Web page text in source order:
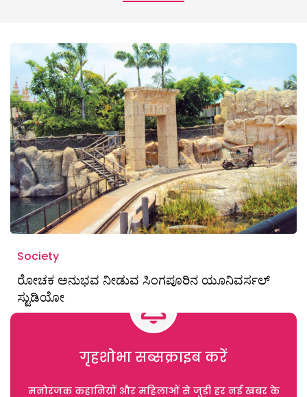
Society
ರೋಚಕ ಅನುಭವ ನೀಡುವ ಸಿಂಗಪೂರಿನ ಯೂನಿವರ್ಸಲ್
ಸ್ಟುಡಿಯೋ
गृहशोभा सब्सक्राइब करें
मनोरंजक कहानियों और महिलाओं से जुड़ी हर नई खबर के